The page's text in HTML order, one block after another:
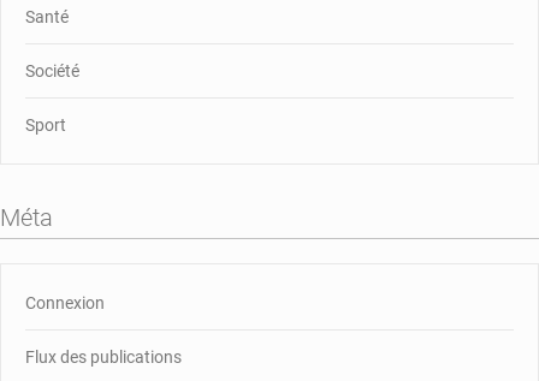
Santé
Société
Sport
Méta
Connexion
Flux des publications